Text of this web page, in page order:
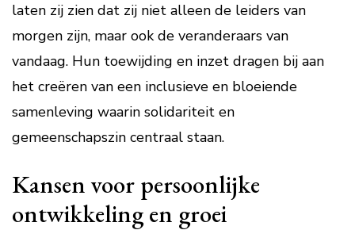
laten zij zien dat zij niet alleen de leiders van
morgen zijn, maar ook de veranderaars van
vandaag. Hun toewijding en inzet dragen bij aan
het creëren van een inclusieve en bloeiende
samenleving waarin solidariteit en
gemeenschapszin centraal staan.
Kansen voor persoonlijke
ontwikkeling en groei